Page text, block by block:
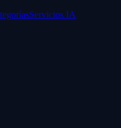
Servicios IA